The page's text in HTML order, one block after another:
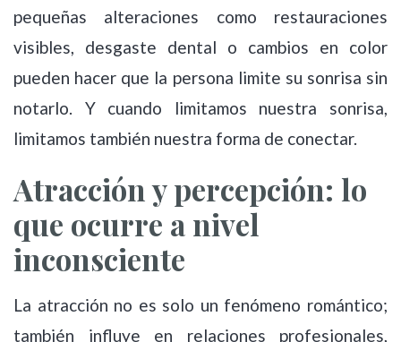
pequeñas alteraciones como restauraciones
visibles, desgaste dental o cambios en color
pueden hacer que la persona limite su sonrisa sin
notarlo. Y cuando limitamos nuestra sonrisa,
limitamos también nuestra forma de conectar.
Atracción y percepción: lo
que ocurre a nivel
inconsciente
La atracción no es solo un fenómeno romántico;
también influye en relaciones profesionales,